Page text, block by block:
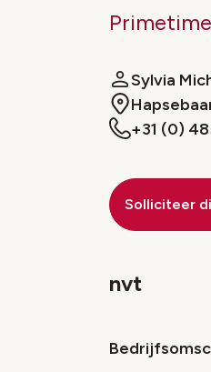
Sylvia
+31 (0)
Solliciteer
nvt